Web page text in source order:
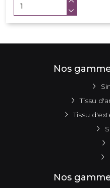
Nos
Tissu
Tissu
Nos